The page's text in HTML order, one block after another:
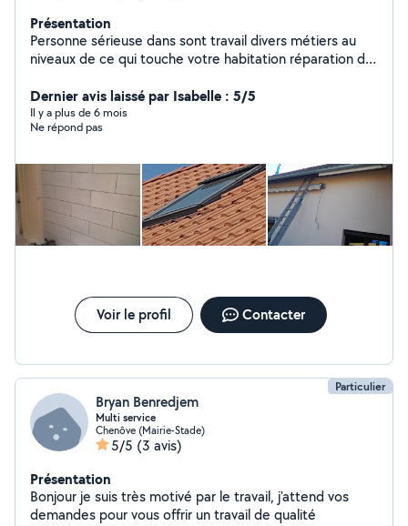
Présentation
Personne sérieuse dans sont travail divers métiers au
niveaux de ce qui touche votre habitation réparation de
sécurité avec harnais de sécurité ou nacelle
Dernier avis laissé par Isabelle : 5/5
Il y a plus de 6 mois
Ne répond pas
Voir le profil Contacter
Particulier
Bryan Benredjem
Multi service
Chenôve (Mairie-Stade)
5/5 (3 avis)
Présentation
Bonjour je suis très motivé par le travail, j'attend vos
demandes pour vous offrir un travail de qualité